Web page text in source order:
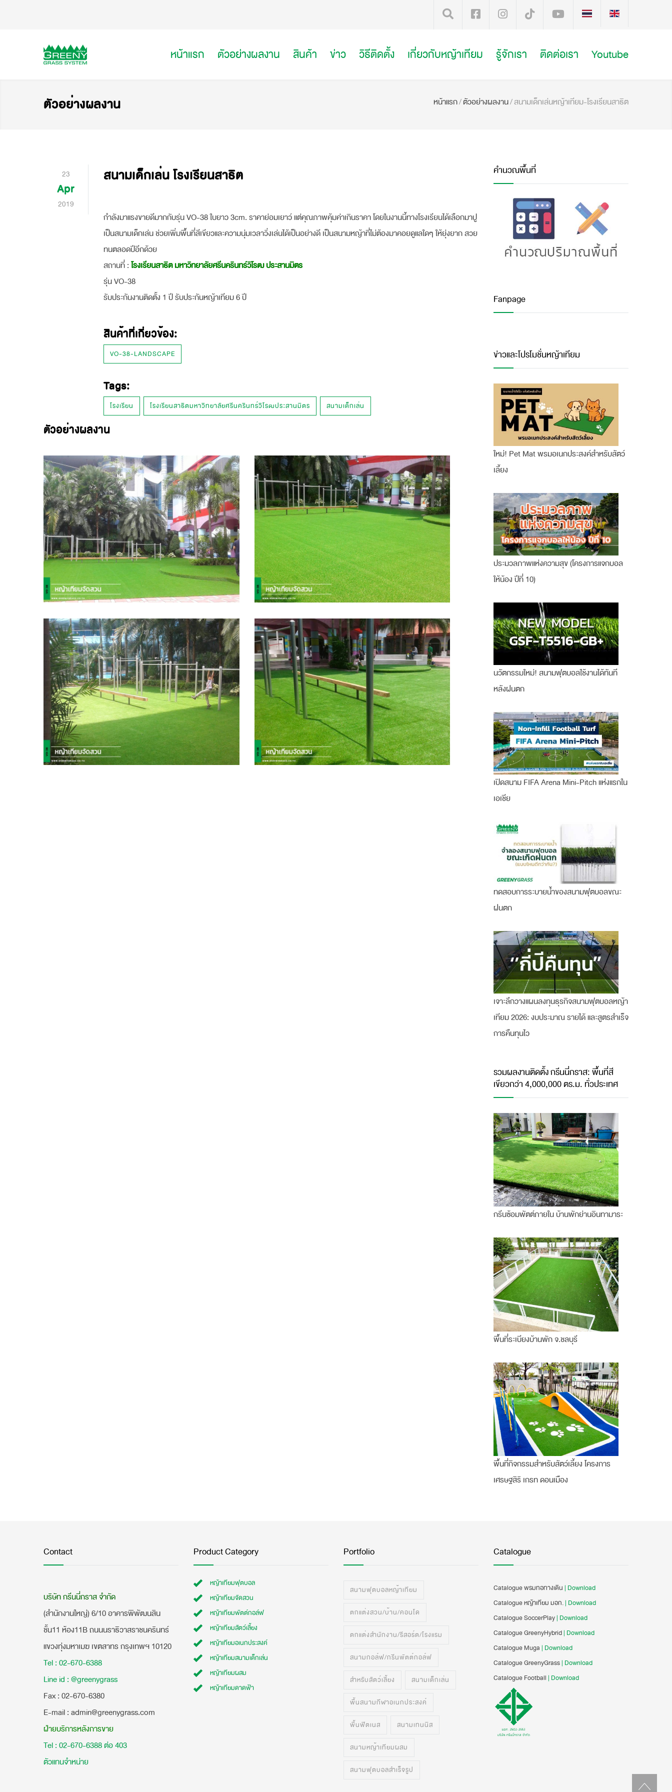
หน้าแรก ตัวอย่างผลงาน สินค้า ข่าว วิธีติดตั้ง เกี่ยวกับหญ้าเทียม รู้จักเรา ติดต่อเรา Youtube
ตัวอย่างผลงาน หน้าแรก/ตัวอย่างผลงาน/สนามเด็กเล่นหญ้าเทียม-โรงเรียนสาธิต
23
Apr
2019
สนามเด็กเล่น โรงเรียนสาธิต
กำลังมาแรงขายดีมากกับรุ่น VO-38 ใบยาว 3cm. ราคาย่อมเยาว์ แต่คุณภาพคุ้มค่าเกินราคา โดยในงานนี้ทางโรงเรียนได้เลือกมาปู
เป็นสนามเด็กเล่น ช่วยเพิ่มพื้นที่สีเขียวและความนุ่มเวลาวิ่งเล่นได้เป็นอย่างดี เป็นสนามหญ้าที่ไม่ต้องมาคอยดูแลใดๆ ให้ยุ่งยาก สวย
ทนตลอดปีอีกด้วย
สถานที่ : โรงเรียนสาธิต มหาวิทยาลัยศรีนครินทร์วิโรฒ ประสานมิตร
รุ่น VO-38
รับประกันงานติดตั้ง 1 ปี รับประกันหญ้าเทียม 6 ปี
สินค้าที่เกี่ยวข้อง:
VO-38-LANDSCAPE
Tags:
โรงเรียน โรงเรียนสาธิตมหาวิทยาลัยศรีนครินทร์วิโรฒประสานมิตร สนามเด็กเล่น
ตัวอย่างผลงาน
คำนวณพื้นที่
Fanpage
ข่าวและโปรโมชั่นหญ้าเทียม
ใหม่! Pet Mat พรมอเนกประสงค์สำหรับสัตว์
เลี้ยง
ประมวลภาพแห่งความสุข (โครงการแจกบอล
ให้น้อง ปีที่ 10)
นวัตกรรมใหม่! สนามฟุตบอลใช้งานได้ทันที
หลังฝนตก
เปิดสนาม FIFA Arena Mini-Pitch แห่งแรกใน
เอเชีย
ทดสอบการระบายน้ำของสนามฟุตบอลขณะ
ฝนตก
เจาะลึกวางแผนลงทุนธุรกิจสนามฟุตบอลหญ้า
เทียม 2026: งบประมาณ รายได้ และสูตรสำเร็จ
การคืนทุนไว
รวมผลงานติดตั้ง กรีนนี่กราส: พื้นที่สี
เขียวกว่า 4,000,000 ตร.ม. ทั่วประเทศ
กรีนซ้อมพัตต์ภายใน บ้านพักย่านอินทามาระ
พื้นที่ระเบียงบ้านพัก จ.ชลบุรี
พื้นที่กิจกรรมสำหรับสัตว์เลี้ยง โครงการ
เศรษฐสิริ เกรท ดอนเมือง
Contact
บริษัท กรีนนี่กราส จำกัด
(สำนักงานใหญ่) 6/10 อาคารพิพัฒนสิน
ชั้น11 ห้อง11B ถนนนราธิวาสราชนครินทร์
แขวงทุ่งมหาเมฆ เขตสาทร กรุงเทพฯ 10120
Tel : 02-670-6388
Line id : @greenygrass
​Fax : 02-670-6380
E-mail : admin@greenygrass.com
ฝ่ายบริการหลังการขาย
Tel : 02-670-6388 ต่อ 403
ตัวแทนจำหน่าย
Product Category
หญ้าเทียมฟุตบอล
หญ้าเทียมจัดสวน
หญ้าเทียมพัตต์กอล์ฟ
หญ้าเทียมสัตว์เลี้ยง
หญ้าเทียมอเนกประสงค์
หญ้าเทียมสนามเด็กเล่น
หญ้าเทียมผสม
หญ้าเทียมดาดฟ้า
Portfolio
สนามฟุตบอลหญ้าเทียม
ตกแต่งสวน/บ้าน/คอนโด
ตกแต่งสำนักงาน/รีสอร์ต/โรงแรม
สนามกอล์ฟ/กรีนพัตต์กอล์ฟ
สำหรับสัตว์เลี้ยง สนามเด็กเล่น
พื้นสนามกีฬาอเนกประสงค์
พื้นฟิตเนส สนามเทนนิส
สนามหญ้าเทียมผสม
สนามฟุตบอลสำเร็จรูป
Catalogue
Catalogue พรมทอทางเดิน | Download
Catalogue หญ้าเทียม มอก.| Download
Catalogue SoccerPlay| Download
Catalogue GreenyHybrid| Download
Catalogue Muga | Download
Catalogue GreenyGrass| Download
Catalogue Football | Download